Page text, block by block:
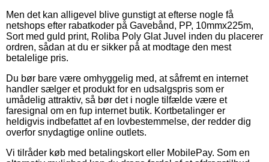
Men det kan alligevel blive gunstigt at efterse nogle få
netshops efter rabatkoder på Gavebånd, PP, 10mmx225m,
Sort med guld print, Roliba Poly Glat Juvel inden du placerer
ordren, sådan at du er sikker på at modtage den mest
betalelige pris.
Du bør bare være omhyggelig med, at såfremt en internet
handler sælger et produkt for en udsalgspris som er
umådelig attraktiv, så bør det i nogle tilfælde være et
faresignal om en fup internet butik. Kortbetalinger er
heldigvis indbefattet af en lovbestemmelse, der redder dig
overfor snydagtige online outlets.
Vi tilråder køb med betalingskort eller MobilePay. Som en